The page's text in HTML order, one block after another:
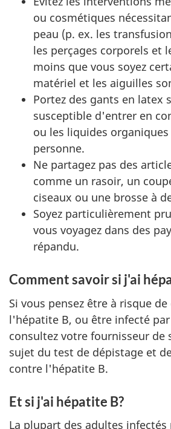
ou cosmétiques
peau (p. ex. les
les perçages corporels et
moins que vous soyez
matériel et les aiguilles
Portez des gants en latex
susceptible d'entrer en
ou les liquides
personne.
Ne partagez pas des
comme un rasoir, un
ciseaux ou une brosse à
Soyez particulièrement
vous voyagez dans des
répandu.
Comment savoir si j'ai
Si vous pensez être à risque
l'hépatite B, ou être infecté
consultez votre fournisseur de
sujet du test de dépistage et
contre l'hépatite B.
Et si j'ai hépatite B?
La plupart des adultes